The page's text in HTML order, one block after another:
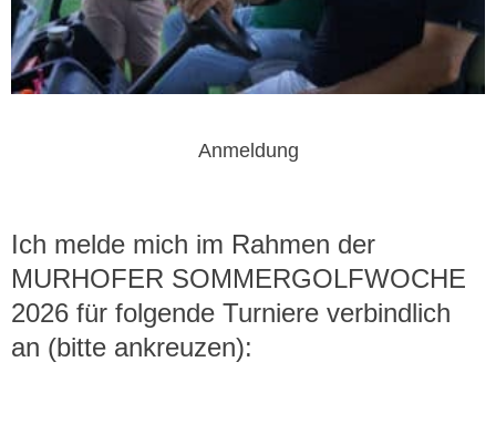
Anmeldung
Ich melde mich im Rahmen der
MURHOFER SOMMERGOLFWOCHE
2026 für folgende Turniere verbindlich
an (bitte ankreuzen):